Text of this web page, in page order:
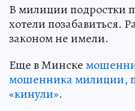
В милиции подростки
хотели позабавиться.
законом не имели.
Еще в Минске
мошенника милиции,
«кинули».